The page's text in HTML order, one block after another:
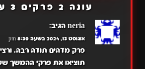
עונה 2 פרקים 3 עד 5
neria הגיב:
אוגוסט 13, 2024 בשעה 8:30 pm
פרק מדהים תודה רבה.
תוציאו את פרקי ההמשך